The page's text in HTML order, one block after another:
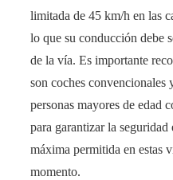
limitada de 45 km/h en las
lo que su conducción debe
de la vía. Es importante
son coches convencionales
personas mayores de edad
para garantizar la
máxima permitida en estas
momento.